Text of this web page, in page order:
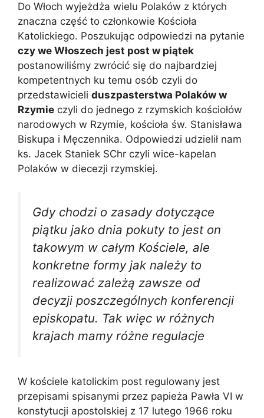
Do Włoch wyjeżdża wielu Polaków z których
znaczna część to członkowie Kościoła
Katolickiego. Poszukując odpowiedzi na pytanie
czy we Włoszech jest post w piątek
postanowiliśmy zwrócić się do najbardziej
kompetentnych ku temu osób czyli do
przedstawicieli duszpasterstwa Polaków w
Rzymie czyli do jednego z rzymskich kościołów
narodowych w Rzymie, kościoła św. Stanisława
Biskupa i Męczennika. Odpowiedzi udzielił nam
ks. Jacek Staniek SChr czyli wice-kapelan
Polaków w diecezji rzymskiej.
Gdy chodzi o zasady dotyczące
piątku jako dnia pokuty to jest on
takowym w całym Kościele, ale
konkretne formy jak należy to
realizować zależą zawsze od
decyzji poszczególnych konferencji
episkopatu. Tak więc w różnych
krajach mamy różne regulacje
W kościele katolickim post regulowany jest
przepisami spisanymi przez papieża Pawła VI w
konstytucji apostolskiej z 17 lutego 1966 roku